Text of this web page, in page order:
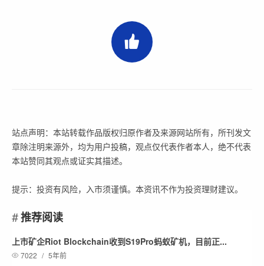
站点声明：本站转载作品版权归原作者及来源网站所有，所刊发文
章除注明来源外，均为用户投稿，观点仅代表作者本人，绝不代表
本站赞同其观点或证实其描述。
提示：投资有风险，入市须谨慎。本资讯不作为投资理财建议。
推荐阅读
上市矿企Riot Blockchain收到S19Pro蚂蚁矿机，目前正...
7022 / 5年前